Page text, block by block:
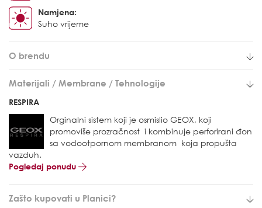
Namjena:
Suho vrijeme
O brendu
Materijali / Membrane / Tehnologije
RESPIRA
Orginalni sistem koji je osmislio GEOX, koji
promoviše prozračnost i kombinuje perforirani đon
sa vodootpornom membranom koja propušta
vazduh.
Pogledaj ponudu
Zašto kupovati u Planici?